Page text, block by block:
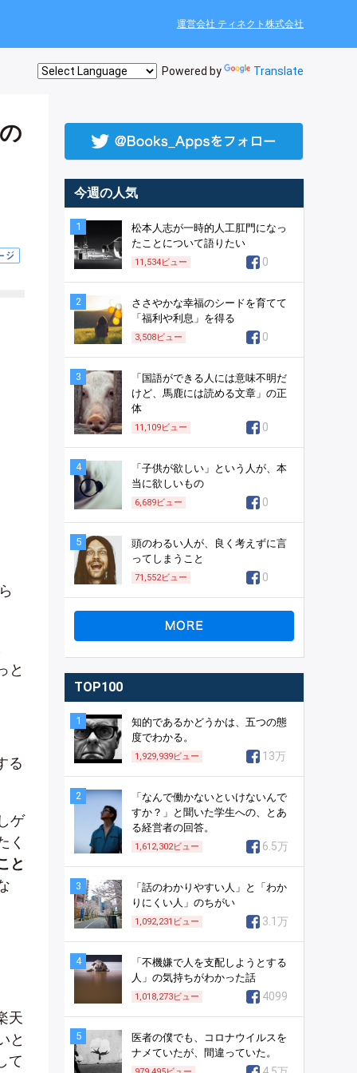
運営会社 ティネクト株式会社
Powered by Translate
と
る
ゲ
く
と
天
と
て
今週の人気
1
松本人志が一時的人工肛門になっ
たことについて語りたい
11,534ビュー 0
2
ささやかな幸福のシードを育てて
「福利や利息」を得る
3,508ビュー 0
3
「国語ができる人には意味不明だ
けど、馬鹿には読める文章」の正
体
11,109ビュー 0
4
「子供が欲しい」という人が、本
当に欲しいもの
6,689ビュー 0
5
頭のわるい人が、良く考えずに言
ってしまうこと
71,552ビュー 0
TOP100
1
知的であるかどうかは、五つの態
度でわかる。
1,929,939ビュー 13万
2
「なんで働かないといけないんで
すか？」と聞いた学生への、とあ
る経営者の回答。
1,612,302ビュー 6.5万
3
「話のわかりやすい人」と「わか
りにくい人」のちがい
1,092,231 ビュー 3.1万
4
「不機嫌で人を支配しようとする
人」の気持ちがわかった話
1,018,273ビュー 4099
5
医者の僕でも、コロナウイルスを
ナメていたが、間違っていた。